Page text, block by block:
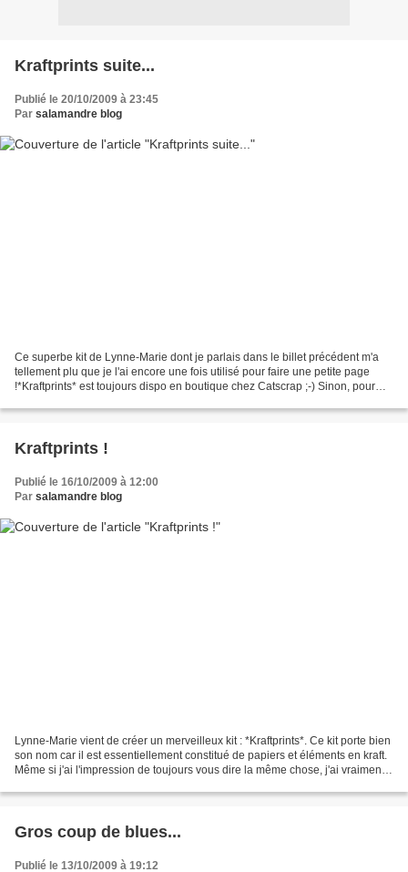
Kraftprints suite...
Publié le 20/10/2009 à 23:45
Par salamandre blog
Ce superbe kit de Lynne-Marie dont je parlais dans le billet précédent m'a
tellement plu que je l'ai encore une fois utilisé pour faire une petite page
!*Kraftprints* est toujours dispo en boutique chez Catscrap ;-) Sinon, pour
Kraftprints !
Publié le 16/10/2009 à 12:00
Par salamandre blog
Lynne-Marie vient de créer un merveilleux kit : *Kraftprints*. Ce kit porte bien
son nom car il est essentiellement constitué de papiers et éléments en kraft.
Même si j'ai l'impression de toujours vous dire la même chose, j'ai vraiment
Gros coup de blues...
Publié le 13/10/2009 à 19:12